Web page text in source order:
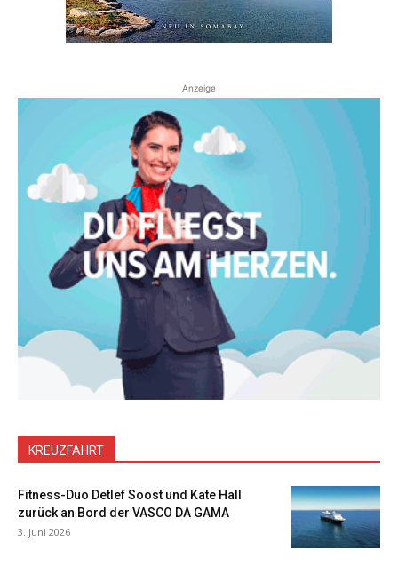
Anzeige
KREUZFAHRT
Fitness-Duo Detlef Soost und Kate Hall
zurück an Bord der VASCO DA GAMA
3. Juni 2026